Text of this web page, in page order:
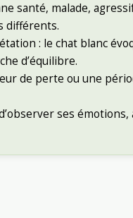
santé, malade,
différents.
: le chat blanc
d’équilibre.
de perte ou une
ses